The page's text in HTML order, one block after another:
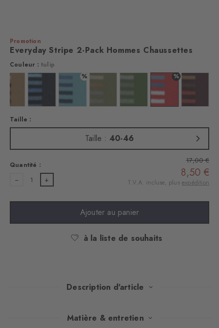
Promotion
Everyday Stripe 2-Pack Hommes Chaussettes
Couleur : tulip
: light greymel.
Couleur : brown sugar
Couleur : marine
%
Couleur : key largoCouleur : salviaCouleur : cactus
%
Couleur : tulipCouleur
Taille :
Taille : 40-46
Quantité :
1
17,00 €
8,50 €
T.V.A. incluse, plus expédition
Ajouter au panier
à la liste de souhaits
Description d'article
Ce lot de deux paires allie un confort de première classe et une
Matière & entretien